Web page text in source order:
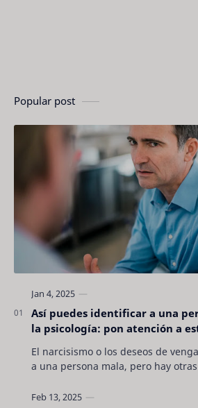
Popular post
Así puedes identificar a una
la psicología: pon atención a
El narcisismo o los deseos de
a una persona mala, pero hay